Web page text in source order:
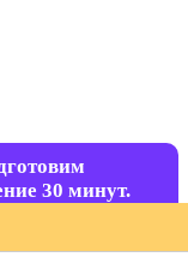
30 минут.